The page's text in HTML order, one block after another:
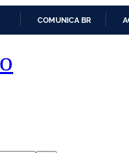
COMUNICA BR